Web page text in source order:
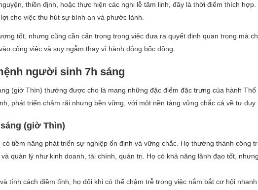
thiền định, hoặc thực hiện các nghi lễ tâm linh, đây là thời điểm thích
cho việc thu hút sự bình an và phước lành.
tốt, nhưng cũng cần cẩn trọng trong việc đưa ra quyết định quan trọng mà
công việc và suy ngẫm thay vì hành động bốc đồng.
người sinh 7h sáng
(giờ Thìn) thường được cho là mang những đặc điểm đặc trưng của hành
phát triển chậm rãi nhưng bền vững, với một nền tảng vững chắc cả về tư duy
(giờ Thìn)
tiềm năng phát triển sự nghiệp ổn định và vững chắc. Họ thường thành công
quản lý như kinh doanh, tài chính, quản trị. Họ có khả năng lãnh đạo tốt,
tính cách điềm tĩnh, họ đôi khi có thể chậm trễ trong việc nắm bắt cơ hội